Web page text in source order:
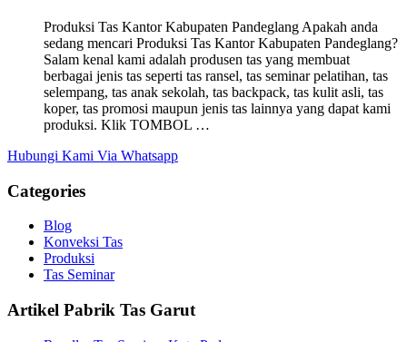
Produksi Tas Kantor Kabupaten Pandeglang Apakah anda
sedang mencari Produksi Tas Kantor Kabupaten Pandeglang?
Salam kenal kami adalah produsen tas yang membuat
berbagai jenis tas seperti tas ransel, tas seminar pelatihan, tas
selempang, tas anak sekolah, tas backpack, tas kulit asli, tas
koper, tas promosi maupun jenis tas lainnya yang dapat kami
produksi. Klik TOMBOL …
Hubungi Kami Via Whatsapp
Categories
Blog
Konveksi Tas
Produksi
Tas Seminar
Artikel Pabrik Tas Garut